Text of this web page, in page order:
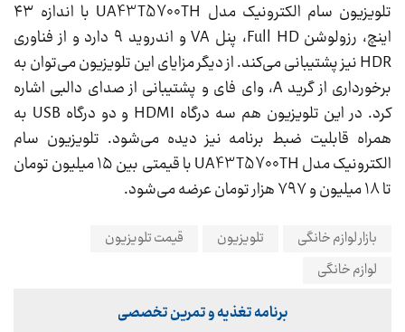
تلویزیون سام الکترونیک مدل UA43T5700TH با اندازه ۴۳
اینچ، رزولوشن Full HD، پنل VA و اندروید ۹ دارد و از فناوری
HDR نیز پشتیبانی می‌کند. از دیگر مزایای این تلویزیون می‌توان به
برخورداری از گرید A، وای فای و پشتیبانی از صدای دالبی اشاره
کرد. در این تلویزیون هم سه درگاه HDMI و دو درگاه USB به
همراه قابلیت ضبط برنامه نیز دیده می‌شود. تلویزیون سام
الکترونیک مدل UA43T5700TH با قیمتی بین ۱۵ میلیون تومان
تا ۱۸ میلیون و ۷۹۷ هزار تومان عرضه می‌شود.
بازار لوازم خانگی تلویزیون
قیمت تلویزیون
لوازم خانگی
برنامه تغذیه و تمرین تخصصی